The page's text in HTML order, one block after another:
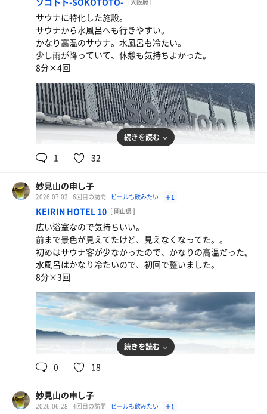
サッポロ黒ラベル 小瓶
サウナに特化した施設。
サウナから水風呂へも行きやすい。
かなり高温のサウナ。水風呂も冷たい。
少し雨が降っていて、休憩も気持ちよかった。
8分×4回
続きを読む
1 32
妙見山の申し子
2026.07.02 6回目の訪問 ビールも飲みたい ＋1
KEIRIN HOTEL 10 [ 岡山県 ]
広い浴室なので気持ちいい。
前まで景色が見えてたけど、見えなくなってた。。
初めはサウナ客が少なかったので、かなりの高温だった。
水風呂はかなり冷たいので、初回で整いました。
8分×3回
続きを読む
0 18
妙見山の申し子
2026.06.28 4回目の訪問 ビールも飲みたい ＋1